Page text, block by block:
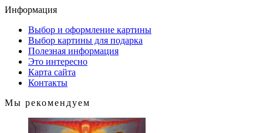
Информация
Выбор и оформление картины
Выбор картины для подарка
Полезная информация
Это интересно
Карта сайта
Контакты
Мы рекомендуем